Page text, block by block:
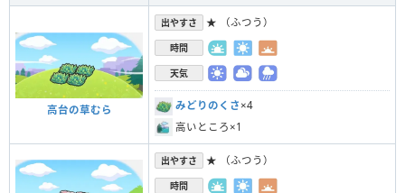
高台の草むら
出やすさ ★ （ふつう）
時間
天気
みどりのくさ ×4
高いところ×1
出やすさ ★ （ふつう）
時間